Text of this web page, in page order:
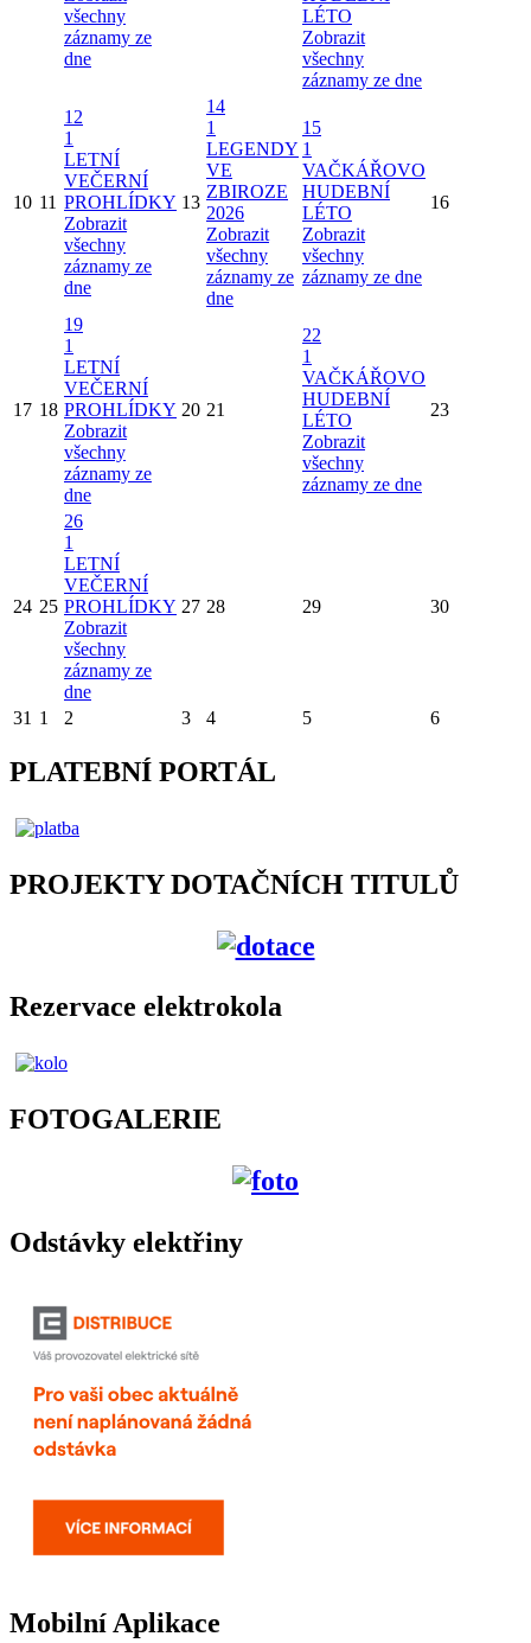
všechny
záznamy ze
dne
LÉTO
Zobrazit
všechny
záznamy ze dne
10 11
12
1
LETNÍ
VEČERNÍ
PROHLÍDKY
Zobrazit
všechny
záznamy ze
dne
13
14
1
LEGENDY
VE
ZBIROZE
2026
Zobrazit
všechny
záznamy ze
dne
15
1
VAČKÁŘOVO
HUDEBNÍ
LÉTO
Zobrazit
všechny
záznamy ze dne
16
17 18
19
1
LETNÍ
VEČERNÍ
PROHLÍDKY
Zobrazit
všechny
záznamy ze
dne
20 21
22
1
VAČKÁŘOVO
HUDEBNÍ
LÉTO
Zobrazit
všechny
záznamy ze dne
23
24 25
26
1
LETNÍ
VEČERNÍ
PROHLÍDKY
Zobrazit
všechny
záznamy ze
dne
27 28 29 30
31 1 2 3 4 5 6
PLATEBNÍ PORTÁL
PROJEKTY DOTAČNÍCH TITULŮ
Rezervace elektrokola
FOTOGALERIE
Odstávky elektřiny
Mobilní Aplikace